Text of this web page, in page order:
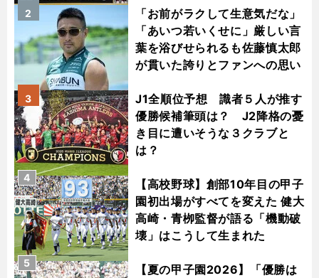
「お前がラクして生意気だな」
「あいつ若いくせに」厳しい言
葉を浴びせられるも佐藤慎太郎
が貫いた誇りとファンへの思い
2
J1全順位予想 識者５人が推す
優勝候補筆頭は？ J2降格の憂
き目に遭いそうな３クラブと
は？
3
【高校野球】創部10年目の甲子
園初出場がすべてを変えた 健大
高崎・青栁監督が語る「機動破
壊」はこうして生まれた
4
【夏の甲子園2026】「優勝は
5